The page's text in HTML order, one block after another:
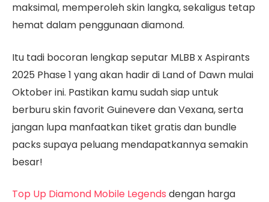
maksimal, memperoleh skin langka, sekaligus tetap
hemat dalam penggunaan diamond.
Itu tadi bocoran lengkap seputar MLBB x Aspirants
2025 Phase 1 yang akan hadir di Land of Dawn mulai
Oktober ini. Pastikan kamu sudah siap untuk
berburu skin favorit Guinevere dan Vexana, serta
jangan lupa manfaatkan tiket gratis dan bundle
packs supaya peluang mendapatkannya semakin
besar!
Top Up Diamond Mobile Legends dengan harga